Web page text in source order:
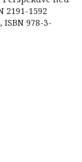
2191-1592
ISBN 978-3-